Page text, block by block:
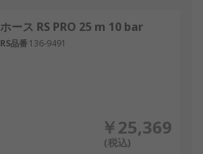
ホース RS PRO 25 m 10 bar
RS品番136-9491
￥25,369
(税込)